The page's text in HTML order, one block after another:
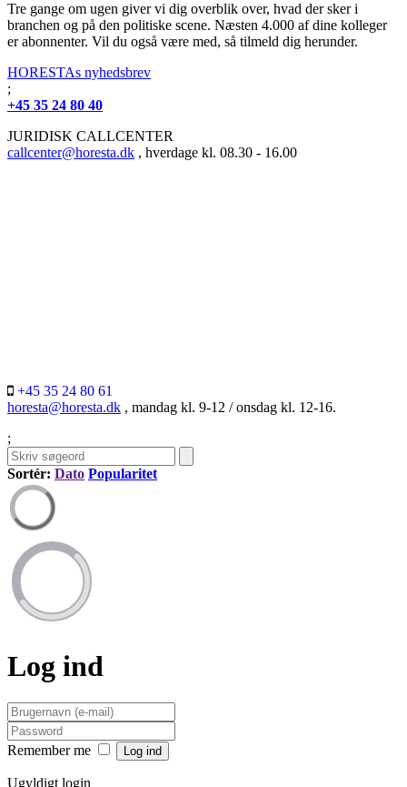
Tre gange om ugen giver vi dig overblik over, hvad der sker i
branchen og på den politiske scene. Næsten 4.000 af dine kolleger
er abonnenter. Vil du også være med, så tilmeld dig herunder.
HORESTAs nyhedsbrev
;
+45 35 24 80 40
JURIDISK CALLCENTER
callcenter@horesta.dk , hverdage kl. 08.30 - 16.00
+45 35 24 80 61
horesta@horesta.dk , mandag kl. 9-12 / onsdag kl. 12-16.
;
Sortér: Dato Popularitet
Log ind
Remember me
Ugyldigt login